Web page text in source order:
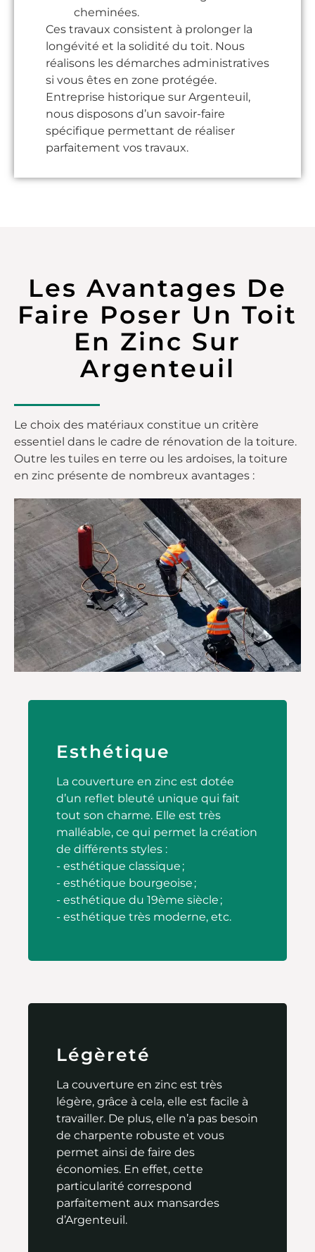
cheminées.
Ces travaux consistent à prolonger la
longévité et la solidité du toit. Nous
réalisons les démarches administratives
si vous êtes en zone protégée.
Entreprise historique sur Argenteuil,
nous disposons d’un savoir-faire
spécifique permettant de réaliser
parfaitement vos travaux.
Les Avantages De
Faire Poser Un Toit
En Zinc Sur
Argenteuil
Le choix des matériaux constitue un critère
essentiel dans le cadre de rénovation de la toiture.
Outre les tuiles en terre ou les ardoises, la toiture
en zinc présente de nombreux avantages :
Esthétique
La couverture en zinc est dotée
d’un reflet bleuté unique qui fait
tout son charme. Elle est très
malléable, ce qui permet la création
de différents styles :
- esthétique classique ;
- esthétique bourgeoise ;
- esthétique du 19ème siècle ;
- esthétique très moderne, etc.
Légèreté
La couverture en zinc est très
légère, grâce à cela, elle est facile à
travailler. De plus, elle n’a pas besoin
de charpente robuste et vous
permet ainsi de faire des
économies. En effet, cette
particularité correspond
parfaitement aux mansardes
d’Argenteuil.